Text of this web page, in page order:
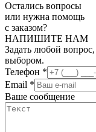
Остались вопросы
или нужна помощь
с заказом?
НАПИШИТЕ НАМ
Задать любой вопрос,
выбором.
Телефон *
Email *
Ваше сообщение